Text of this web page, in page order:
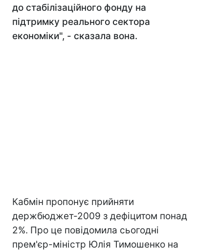
до стабілізаційного фонду на
підтримку реального сектора
економіки", - сказала вона.
Кабмін пропонує прийняти
держбюджет-2009 з дефіцитом понад
2%. Про це повідомила сьогодні
прем'єр-міністр Юлія Тимошенко на